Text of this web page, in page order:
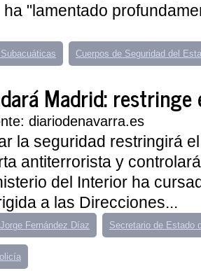
"lamentado
Cuerpos de Seguridad del
Madrid: restringe
diariodenavarra.es
la seguridad restringirá
antiterrorista y
del Interior ha
a las Direcciones...
Jorge Fernández Díaz Secretario de Estado